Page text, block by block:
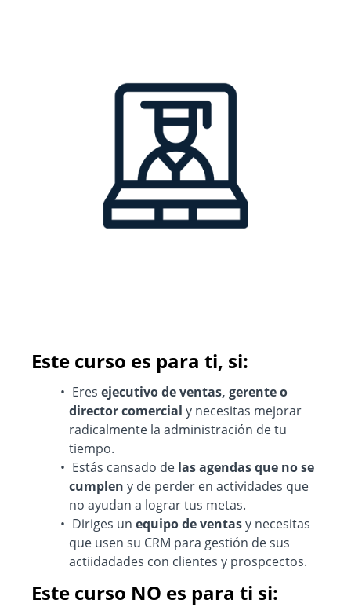
Este curso es para ti, si:
Eres ejecutivo de ventas, gerente o
director comercial y necesitas mejorar
radicalmente la administración de tu
tiempo.
Estás cansado de las agendas que no se
cumplen y de perder en actividades que
no ayudan a lograr tus metas.
Diriges un equipo de ventasy necesitas
que usen su CRM para gestión de sus
actiidadades con clientes y prospcectos.
Este curso NO es para ti si: